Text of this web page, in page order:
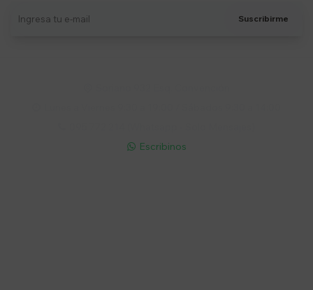
Suscribirme
 Escribinos